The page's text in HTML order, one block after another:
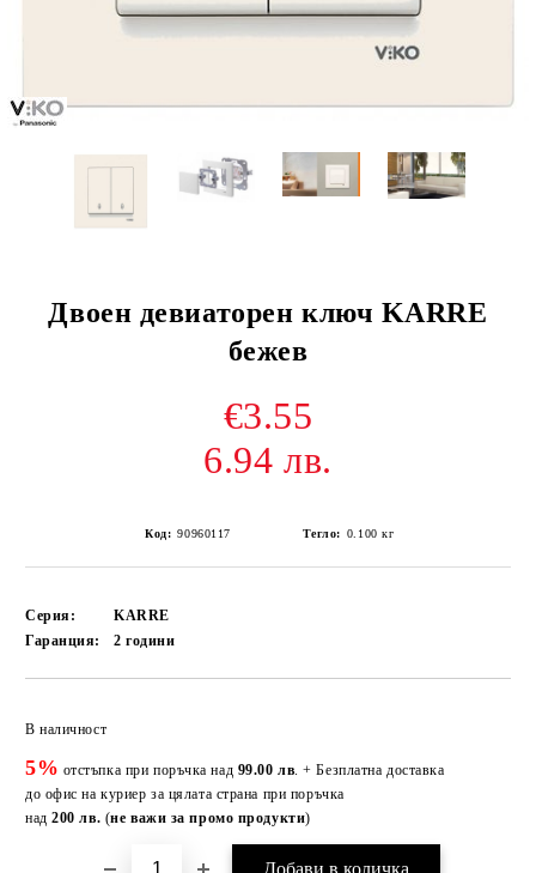
Двоен девиаторен ключ KARRE
бежев
€3.55
6.94 лв.
Код: 90960117 Тегло: 0.100 кг
Серия:
KARRE
Гаранция:
2 години
В наличност
5% отстъпка при поръчка над 99.00 лв. + Безплатна доставка
до офис на куриер за цялата страна при поръчка
над 200 лв. (не важи за промо продукти)